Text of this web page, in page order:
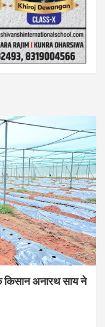
किसान अनारथ साय ने